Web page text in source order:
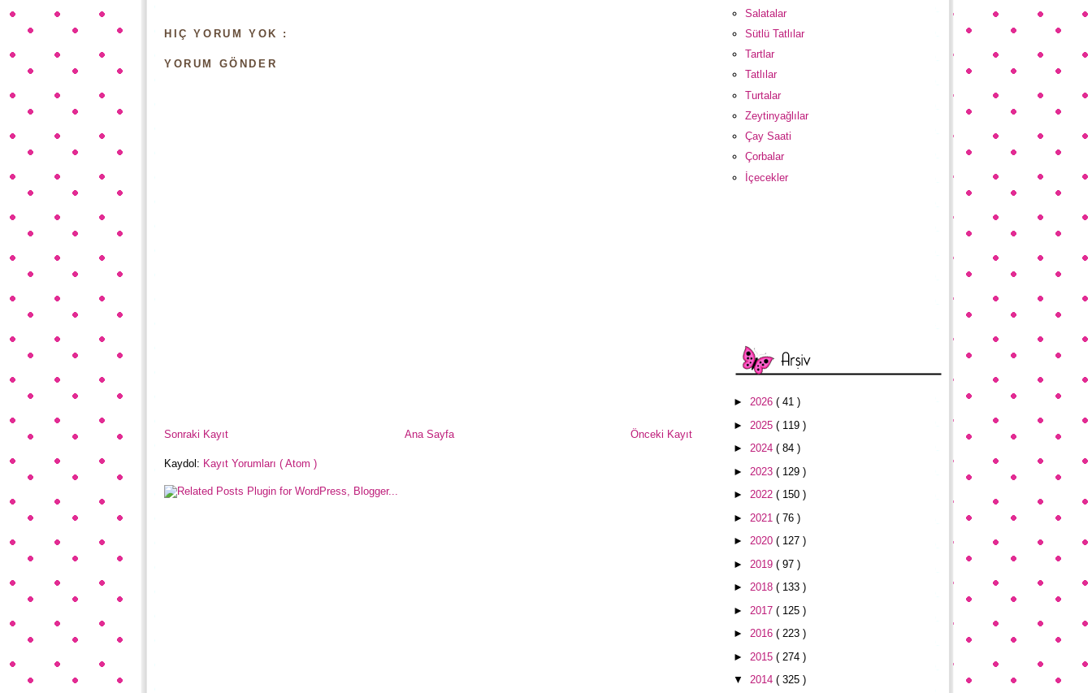
HIÇ YORUM YOK :
YORUM GÖNDER
Sonraki Kayıt Önceki Kayıt
Ana Sayfa
Kaydol: Kayıt Yorumları ( Atom )
Salatalar
Sütlü Tatlılar
Tartlar
Tatlılar
Turtalar
Zeytinyağlılar
Çay Saati
Çorbalar
İçecekler
► 2026 ( 41 )
► 2025 ( 119 )
► 2024 ( 84 )
► 2023 ( 129 )
► 2022 ( 150 )
► 2021 ( 76 )
► 2020 ( 127 )
► 2019 ( 97 )
► 2018 ( 133 )
► 2017 ( 125 )
► 2016 ( 223 )
► 2015 ( 274 )
▼ 2014 ( 325 )